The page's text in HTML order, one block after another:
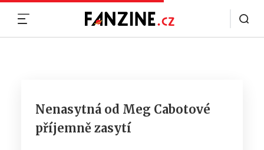
Nenasytná od Meg Cabotové
příjemně zasytí